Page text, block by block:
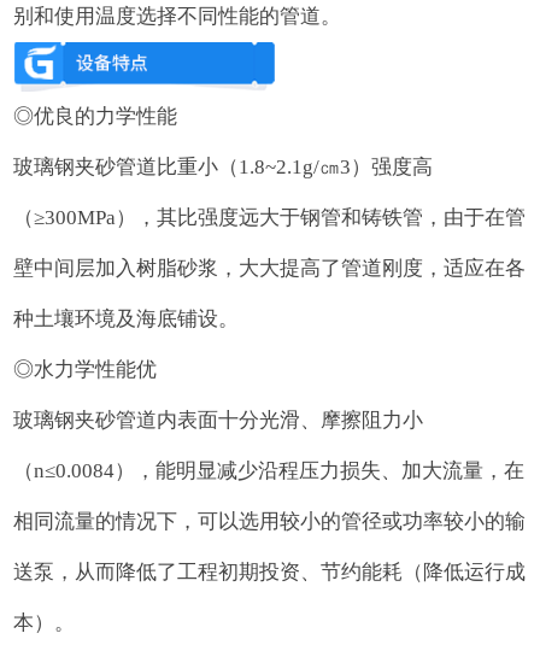
别和使用温度选择不同性能的管道。
◎优良的力学性能
玻璃钢夹砂管道比重小（1.8~2.1g/㎝3）强度高
（≥300MPa），其比强度远大于钢管和铸铁管，由于在管
壁中间层加入树脂砂浆，大大提高了管道刚度，适应在各
种土壤环境及海底铺设。
◎水力学性能优
玻璃钢夹砂管道内表面十分光滑、摩擦阻力小
（n≤0.0084），能明显减少沿程压力损失、加大流量，在
相同流量的情况下，可以选用较小的管径或功率较小的输
送泵，从而降低了工程初期投资、节约能耗（降低运行成
本）。